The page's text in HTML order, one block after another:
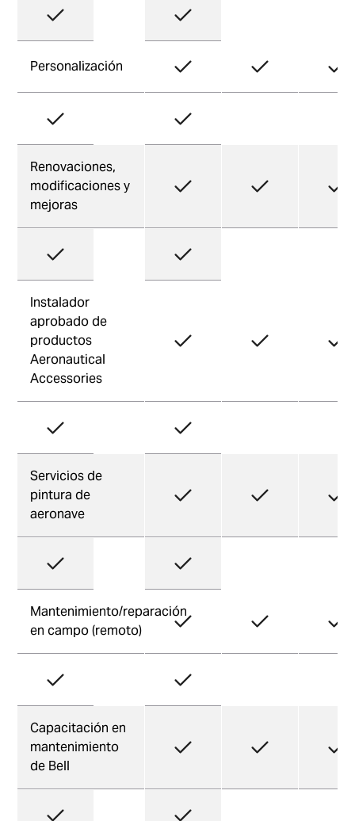
Personalización
Renovaciones,
modificaciones y
mejoras
Instalador
aprobado de
productos
Aeronautical
Accessories
Servicios de
pintura de
aeronave
Mantenimiento/reparación
en campo (remoto)
Capacitación en
mantenimiento
de Bell